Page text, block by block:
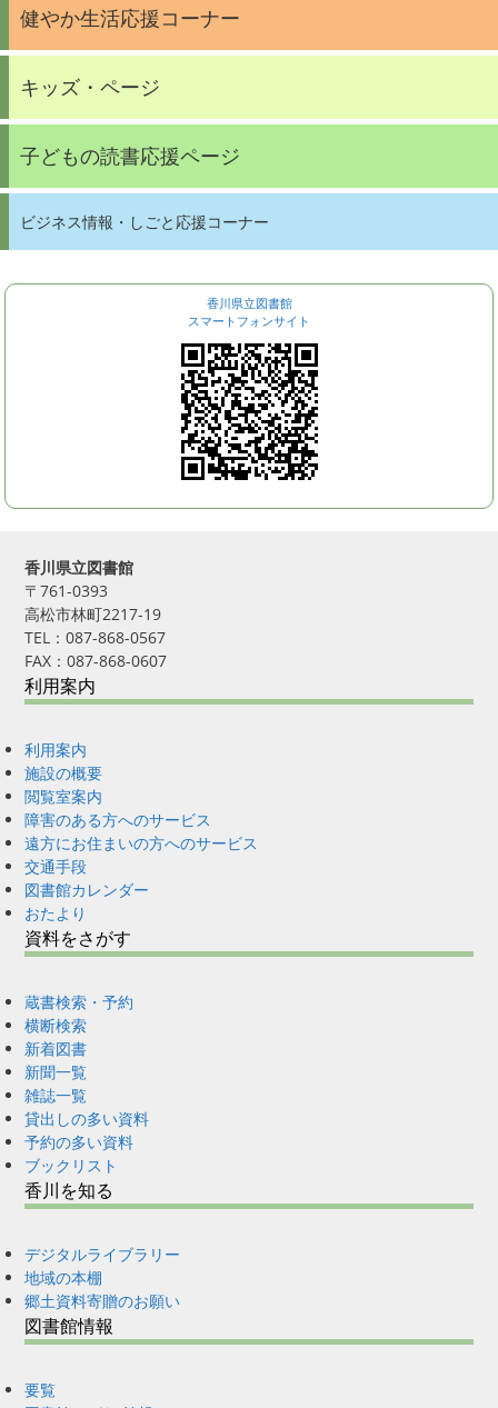
健やか生活応援コーナー
キッズ・ページ
子どもの読書応援ページ
ビジネス情報・しごと応援コーナー
香川県立図書館
スマートフォンサイト
香川県立図書館
〒761-0393
高松市林町2217-19
TEL：087-868-0567
FAX：087-868-0607
利用案内
利用案内
施設の概要
閲覧室案内
障害のある方へのサービス
遠方にお住まいの方へのサービス
交通手段
図書館カレンダー
おたより
資料をさがす
蔵書検索・予約
横断検索
新着図書
新聞一覧
雑誌一覧
貸出しの多い資料
予約の多い資料
ブックリスト
香川を知る
デジタルライブラリー
地域の本棚
郷土資料寄贈のお願い
図書館情報
要覧